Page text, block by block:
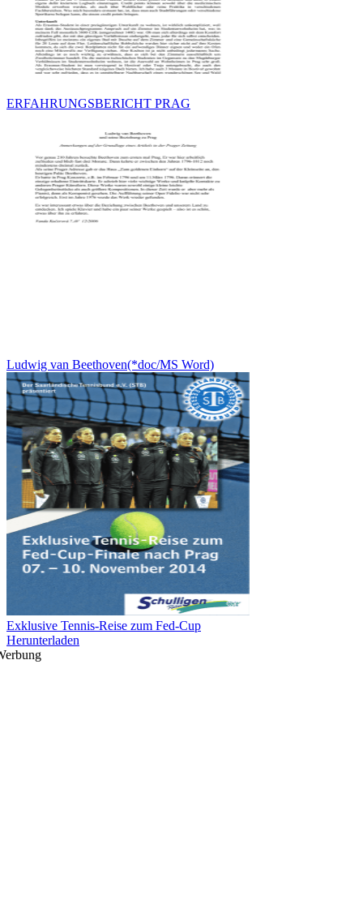
ERFAHRUNGSBERICHT PRAG
Ludwig van Beethoven(*doc/MS Word)
Exklusive Tennis-Reise zum Fed-Cup
Herunterladen